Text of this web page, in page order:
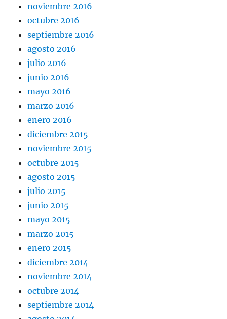
noviembre 2016
octubre 2016
septiembre 2016
agosto 2016
julio 2016
junio 2016
mayo 2016
marzo 2016
enero 2016
diciembre 2015
noviembre 2015
octubre 2015
agosto 2015
julio 2015
junio 2015
mayo 2015
marzo 2015
enero 2015
diciembre 2014
noviembre 2014
octubre 2014
septiembre 2014